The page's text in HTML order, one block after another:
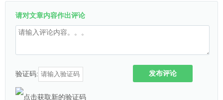
请对文章内容作出评论
验证码: 发布评论